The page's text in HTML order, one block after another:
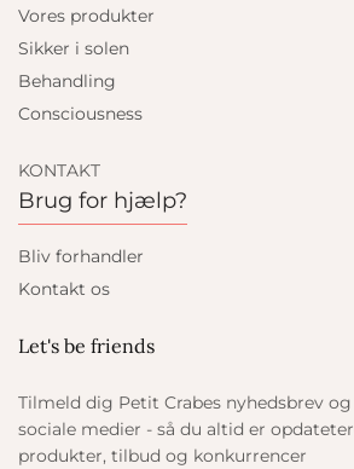
Vores produkter
Sikker i solen
Behandling
Consciousness
KONTAKT
Brug for hjælp?
Bliv forhandler
Kontakt os
Let's be friends
Tilmeld dig Petit Crabes nyhedsbrev
sociale medier - så du altid er
produkter, tilbud og konkurrencer